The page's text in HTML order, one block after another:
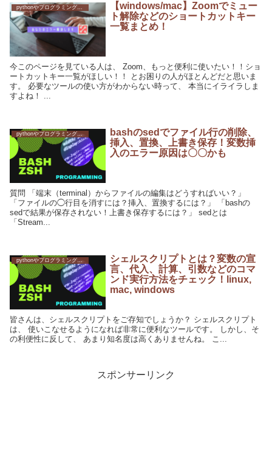
pythonやプログラミングへの挑戦
【windows/mac】Zoomでミュー
ト解除などのショートカットキー
一覧まとめ！
今このページを見ている人は、 Zoom、もっと便利に使いたい！！ショ
ートカットキー一覧がほしい！！ とお困りの人がほとんどだと思いま
す。 必要なツールの使い方がわからない時って、 本当にイライラしま
すよね！ ...
bashのsedでファイル行の削除、
挿入、置換、上書き保存！変数挿
入のエラー原因は〇〇かも
質問 「端末（terminal）からファイルの編集はどうすればいい？」
「ファイルの◯行目を消すには？挿入、置換するには？」 「bashの
sedで結果が保存されない！上書き保存するには？」 sedとは
「Stream...
pythonやプログラミングへの挑戦
シェルスクリプトとは？変数の宣
言、代入、計算、引数などのコマ
ンド実行方法をチェック！linux,
mac, windows
皆さんは、シェルスクリプトをご存知でしょうか？ シェルスクリプト
は、 使いこなせるようになれば非常に便利なツールです。 しかし、そ
の利便性に反して、 あまり知名度は高くありませんね。 こ...
スポンサーリンク